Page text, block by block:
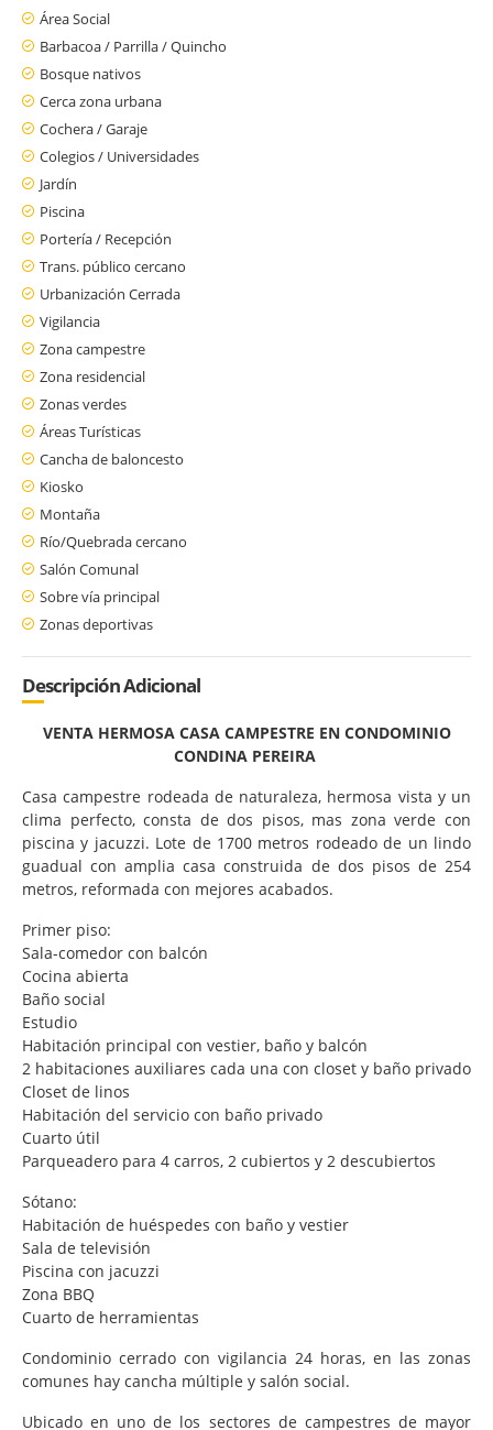
Área Social
Barbacoa / Parrilla / Quincho
Bosque nativos
Cerca zona urbana
Cochera / Garaje
Colegios / Universidades
Jardín
Piscina
Portería / Recepción
Trans. público cercano
Urbanización Cerrada
Vigilancia
Zona campestre
Zona residencial
Zonas verdes
Áreas Turísticas
Cancha de baloncesto
Kiosko
Montaña
Río/Quebrada cercano
Salón Comunal
Sobre vía principal
Zonas deportivas
Descripción Adicional
VENTA HERMOSA CASA CAMPESTRE EN CONDOMINIO
CONDINA PEREIRA
Casa campestre rodeada de naturaleza, hermosa vista y un
clima perfecto, consta de dos pisos, mas zona verde con
piscina y jacuzzi. Lote de 1700 metros rodeado de un lindo
guadual con amplia casa construida de dos pisos de 254
metros, reformada con mejores acabados.
Primer piso:
Sala-comedor con balcón
Cocina abierta
Baño social
Estudio
Habitación principal con vestier, baño y balcón
2 habitaciones auxiliares cada una con closet y baño privado
Closet de linos
Habitación del servicio con baño privado
Cuarto útil
Parqueadero para 4 carros, 2 cubiertos y 2 descubiertos
Sótano:
Habitación de huéspedes con baño y vestier
Sala de televisión
Piscina con jacuzzi
Zona BBQ
Cuarto de herramientas
Condominio cerrado con vigilancia 24 horas, en las zonas
comunes hay cancha múltiple y salón social.
Ubicado en uno de los sectores de campestres de mayor